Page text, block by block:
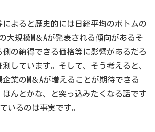
よると歴史的には日経平均のボトムの
大規模M＆Aが発表される傾向があるそ
側の納得できる価格等に影響があるだろ
しています。そして、そう考えると、
業のM＆Aが増えることが期待できる
ほんとかな、と突っ込みたくなる話です
いるのは事実です。